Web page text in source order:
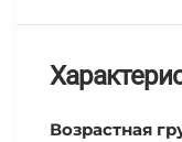
Возрастная